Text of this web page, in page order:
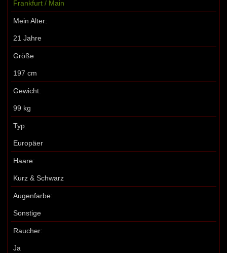
Frankfurt / Main
Mein Alter:
21 Jahre
Größe
197 cm
Gewicht:
99 kg
Typ:
Europäer
Haare:
Kurz & Schwarz
Augenfarbe:
Sonstige
Raucher:
Ja